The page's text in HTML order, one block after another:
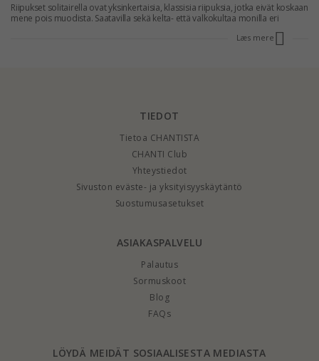
Riipukset solitairella ovat yksinkertaisia, klassisia riipuksia, jotka eivät koskaan
mene pois muodista. Saatavilla sekä kelta- että valkokultaa monilla eri
Solitaire saatavilla myös sormuksessa ja korvakoruissa. Näe valikoima täällä.
Læs mere
TIEDOT
Tietoa CHANTISTA
CHANTI Club
Yhteystiedot
Sivuston eväste- ja yksityisyyskäytäntö
Suostumusasetukset
ASIAKASPALVELU
Palautus
Sormuskoot
Blog
FAQs
LÖYDÄ MEIDÄT SOSIAALISESTA MEDIASTA